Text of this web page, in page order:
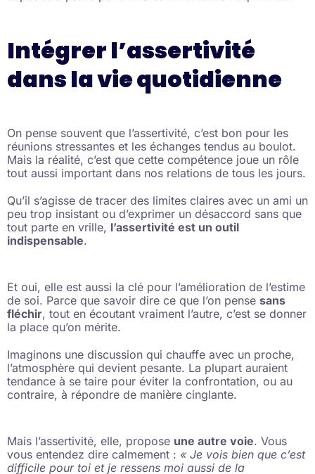
Intégrer l’assertivité
dans la vie quotidienne
On pense souvent que l’assertivité, c’est bon pour les
réunions stressantes et les échanges tendus au boulot.
Mais la réalité, c’est que cette compétence joue un rôle
tout aussi important dans nos relations de tous les jours.
Qu’il s’agisse de tracer des limites claires avec un ami un
peu trop insistant ou d’exprimer un désaccord sans que
tout parte en vrille, l’assertivité est un outil
indispensable.
Et oui, elle est aussi la clé pour l’amélioration de l’estime
de soi. Parce que savoir dire ce que l’on pense sans
fléchir, tout en écoutant vraiment l’autre, c’est se donner
la place qu’on mérite.
Imaginons une discussion qui chauffe avec un proche,
l’atmosphère qui devient pesante. La plupart auraient
tendance à se taire pour éviter la confrontation, ou au
contraire, à répondre de manière cinglante.
Mais l’assertivité, elle, propose une autre voie. Vous
vous entendez dire calmement : « Je vois bien que c’est
difficile pour toi et je ressens moi aussi de la